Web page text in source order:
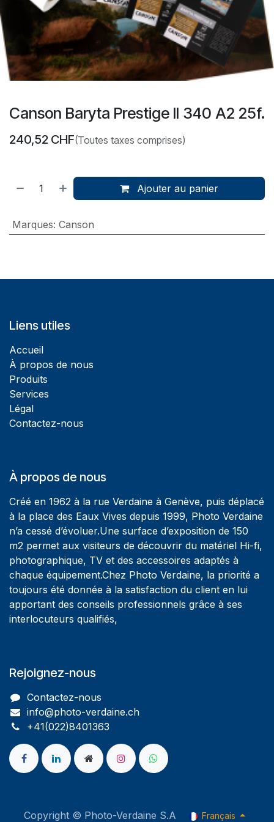
Canson Baryta Prestige II 340 A2 25f.
240,52 CHF(Toutes taxes comprises)
Ajouter au panier
Marques: Canson
Liens utiles
Accueil
À propos de nous
Produits
Services
Légal
Contactez-nous
À propos de nous
Créé en 1962 à la rue Verdaine à Genève, puis déplacé
à la place des Eaux Vives depuis 1999, Photo Verdaine
n’a cessé d’évoluer.Une surface d’exposition de 150
m2 permet aux visiteurs de découvrir du matériel Hi-fi,
photographique, TV et des accessoires adaptés à
chaque équipement.Chez Photo Verdaine, la priorité a
toujours été donnée à la satisfaction du client en lui
apportant des conseils professionnels grâce à ses
interlocuteurs qualifiés,
Rejoignez-nous
Contactez-nous
info@photo-verdaine.ch​
​​+41(022)8401363
Copyright © Photo-Verdaine S.A Français